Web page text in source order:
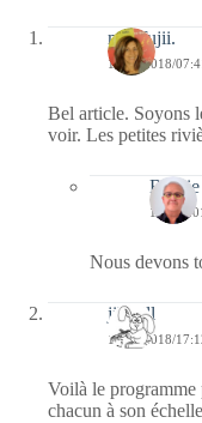
missfujii.
14/11/2018/
Bel article. Soyons
voir. Les petites
Bernie
16/11/
Nous devons
jill bill
13/11/2018/
Voilà le programme
chacun à son